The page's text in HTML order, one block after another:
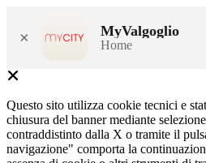
× MyValgoglio
Home
Questo sito utilizza cookie tecnici e
chiusura del banner mediante
contraddistinto dalla X o tramite il
navigazione" comporta la